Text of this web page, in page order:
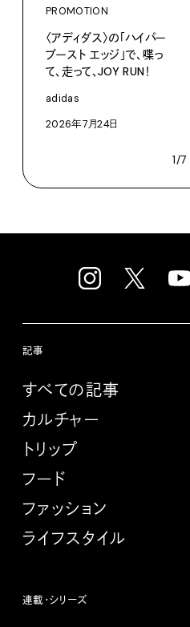
PROMOTION
〈アディダス〉の「ハイパー
ブースト エッジ」で、喋っ
て、走って、JOY RUN！
adidas
2026年7月24日
1/7
記事
すべての記事
カルチャー
トリップ
フード
ファッション
ライフスタイル
連載・シリーズ